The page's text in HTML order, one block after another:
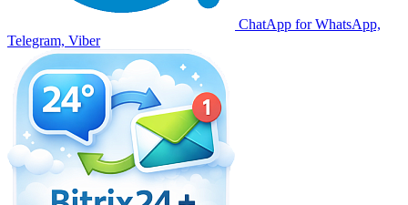
ChatApp for WhatsApp,
Telegram, Viber